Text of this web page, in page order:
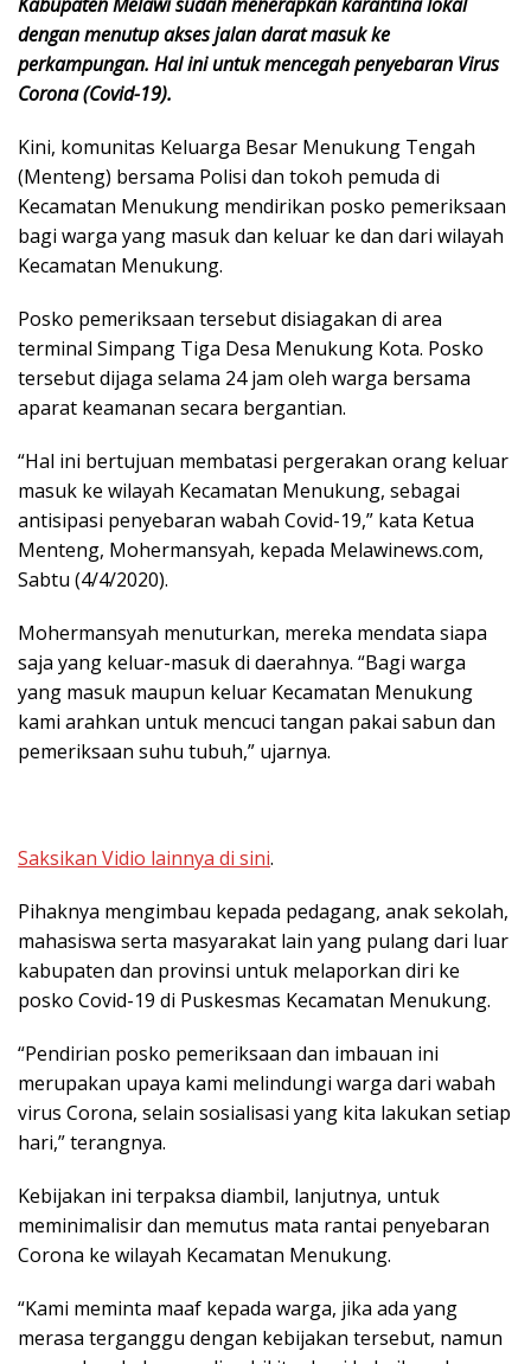
dengan menutup akses jalan darat masuk ke
perkampungan. Hal ini untuk mencegah penyebaran Virus
Corona (Covid-19).
Kini, komunitas Keluarga Besar Menukung Tengah
(Menteng) bersama Polisi dan tokoh pemuda di
Kecamatan Menukung mendirikan posko pemeriksaan
bagi warga yang masuk dan keluar ke dan dari wilayah
Kecamatan Menukung.
Posko pemeriksaan tersebut disiagakan di area
terminal Simpang Tiga Desa Menukung Kota. Posko
tersebut dijaga selama 24 jam oleh warga bersama
aparat keamanan secara bergantian.
“Hal ini bertujuan membatasi pergerakan orang keluar
masuk ke wilayah Kecamatan Menukung, sebagai
antisipasi penyebaran wabah Covid-19,” kata Ketua
Menteng, Mohermansyah, kepada Melawinews.com,
Sabtu (4/4/2020).
Mohermansyah menuturkan, mereka mendata siapa
saja yang keluar-masuk di daerahnya. “Bagi warga
yang masuk maupun keluar Kecamatan Menukung
kami arahkan untuk mencuci tangan pakai sabun dan
pemeriksaan suhu tubuh,” ujarnya.
Saksikan Vidio lainnya di sini.
Pihaknya mengimbau kepada pedagang, anak sekolah,
mahasiswa serta masyarakat lain yang pulang dari luar
kabupaten dan provinsi untuk melaporkan diri ke
posko Covid-19 di Puskesmas Kecamatan Menukung.
“Pendirian posko pemeriksaan dan imbauan ini
merupakan upaya kami melindungi warga dari wabah
virus Corona, selain sosialisasi yang kita lakukan setiap
hari,” terangnya.
Kebijakan ini terpaksa diambil, lanjutnya, untuk
meminimalisir dan memutus mata rantai penyebaran
Corona ke wilayah Kecamatan Menukung.
“Kami meminta maaf kepada warga, jika ada yang
merasa terganggu dengan kebijakan tersebut, namun